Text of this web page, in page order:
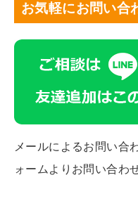
お気軽にお問い合
メールによるお問い合
ォームよりお問い合わ